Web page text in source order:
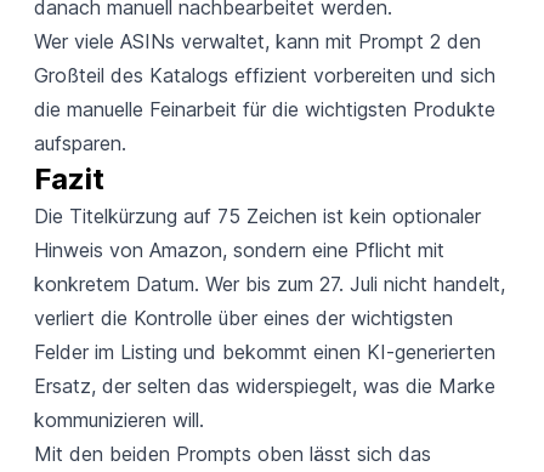
danach manuell nachbearbeitet werden.
Wer viele ASINs verwaltet, kann mit Prompt 2 den
Großteil des Katalogs effizient vorbereiten und sich
die manuelle Feinarbeit für die wichtigsten Produkte
aufsparen.
Fazit
Die Titelkürzung auf 75 Zeichen ist kein optionaler
Hinweis von Amazon, sondern eine Pflicht mit
konkretem Datum. Wer bis zum 27. Juli nicht handelt,
verliert die Kontrolle über eines der wichtigsten
Felder im Listing und bekommt einen KI-generierten
Ersatz, der selten das widerspiegelt, was die Marke
kommunizieren will.
Mit den beiden Prompts oben lässt sich das